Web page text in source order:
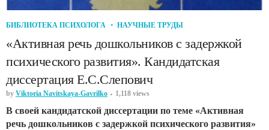
БИБЛИОТЕКА ПСИХОЛОГА НАУЧНЫЕ ТРУДЫ
«Активная речь дошкольников с задержкой
психического развития». Кандидатская
диссертация Е.С.Слепович
by Viktoria Navitskaya-Gavrilko 1,118 views
В своей кандидатской диссертации по теме «Активная
речь дошкольников с задержкой психического развития»